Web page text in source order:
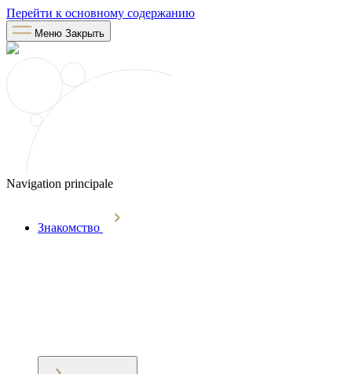
Перейти к основному содержанию
Меню Закрыть
Navigation principale
Знакомство